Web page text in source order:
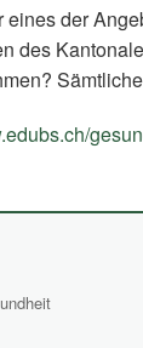
eines der
des